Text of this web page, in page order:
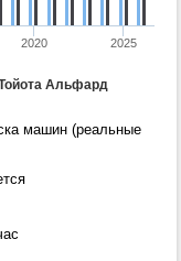
Альфард
2020 2025
машин (реальные